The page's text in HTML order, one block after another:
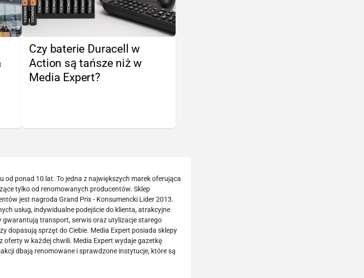
Czy baterie Duracell w
Action są tańsze niż w
Media Expert?
od ponad 10 lat. To jedna z największych marek oferująca
tylko od renomowanych producentów. Sklep
jest nagroda Grand Prix - Konsumencki Lider 2013.
usług, indywidualne podejście do klienta, atrakcyjne
transport, serwis oraz utylizacje starego
dopasują sprzęt do Ciebie. Media Expert posiada sklepy
oferty w każdej chwili. Media Expert wydaje gazetkę
dbają renomowane i sprawdzone instytucje, które są